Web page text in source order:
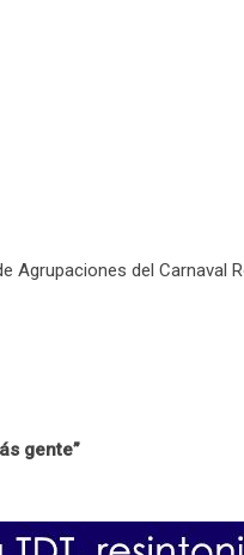
Agrupaciones del Carnaval
gente”